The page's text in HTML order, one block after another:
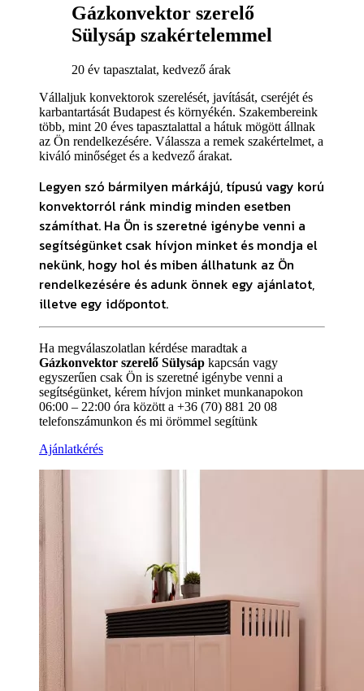
Gázkonvektor szerelő
Sülysáp szakértelemmel
20 év tapasztalat, kedvező árak
Vállaljuk konvektorok szerelését, javítását, cseréjét és
karbantartását Budapest és környékén. Szakembereink
több, mint 20 éves tapasztalattal a hátuk mögött állnak
az Ön rendelkezésére. Válassza a remek szakértelmet, a
kiváló minőséget és a kedvező árakat.
Legyen szó bármilyen márkájú, típusú vagy korú
konvektorról ránk mindig minden esetben
számíthat. Ha Ön is szeretné igénybe venni a
segítségünket csak hívjon minket és mondja el
nekünk, hogy hol és miben állhatunk az Ön
rendelkezésére és adunk önnek egy ajánlatot,
illetve egy időpontot.
Ha megválaszolatlan kérdése maradtak a
Gázkonvektor szerelő Sülysáp kapcsán vagy
egyszerűen csak Ön is szeretné igénybe venni a
segítségünket, kérem hívjon minket munkanapokon
06:00 – 22:00 óra között a +36 (70) 881 20 08
telefonszámunkon és mi örömmel segítünk
Ajánlatkérés